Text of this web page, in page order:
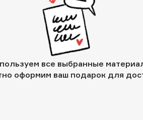
все выбранные
оформим ваш подарок для